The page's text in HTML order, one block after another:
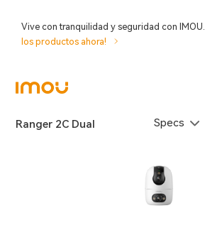
Vive con tranquilidad y seguridad con IMOU.
los productos ahora!
Ranger 2C Dual Specs